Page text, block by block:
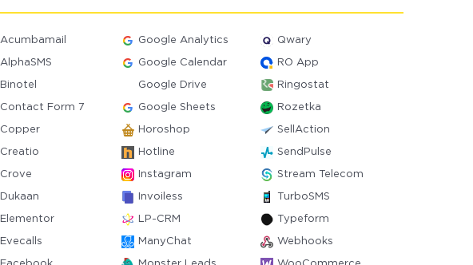
Acumbamail Google Analytics Qwary
AlphaSMS Google Calendar RO App
Binotel Google Drive Ringostat
Contact Form 7 Google Sheets Rozetka
Copper Horoshop SellAction
Creatio Hotline SendPulse
Crove Instagram Stream Telecom
Dukaan Invoiless TurboSMS
Elementor LP-CRM Typeform
Evecalls ManyChat Webhooks